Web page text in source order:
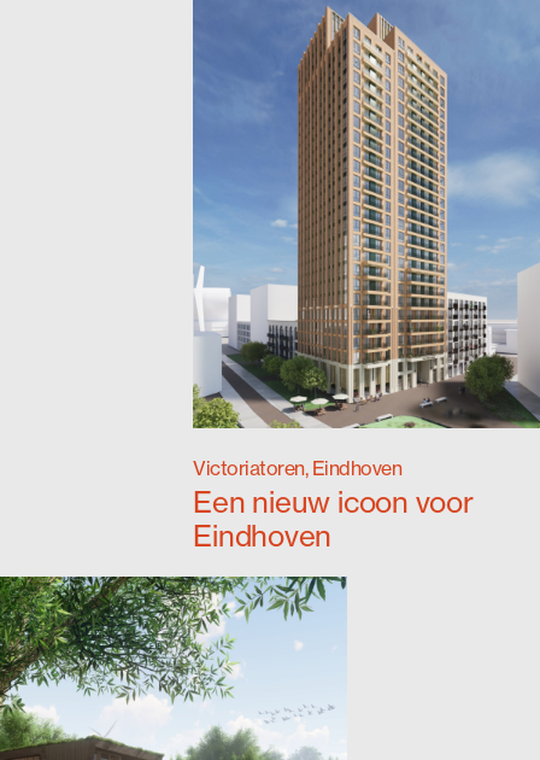
Victoriatoren, Eindhoven
Een nieuw icoon voor
Eindhoven